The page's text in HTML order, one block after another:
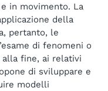
in movimento. La
della
pertanto, le
di fenomeni o
fine, ai relativi
di sviluppare e
modelli